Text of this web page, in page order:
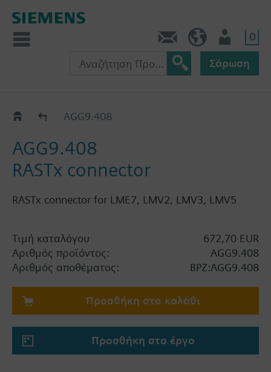
0
Σάρωση
ΚατάλογοςAGG9.408
AGG9.408
RASTx connector
RASTx connector for LME7, LMV2, LMV3, LMV5
Τιμή καταλόγου
672,70 EUR
Αριθμός προϊόντος:
AGG9.408
Αριθμός αποθέματος:
BPZ:AGG9.408
Προσθήκη στο καλάθι
Προσθήκη στο έργο